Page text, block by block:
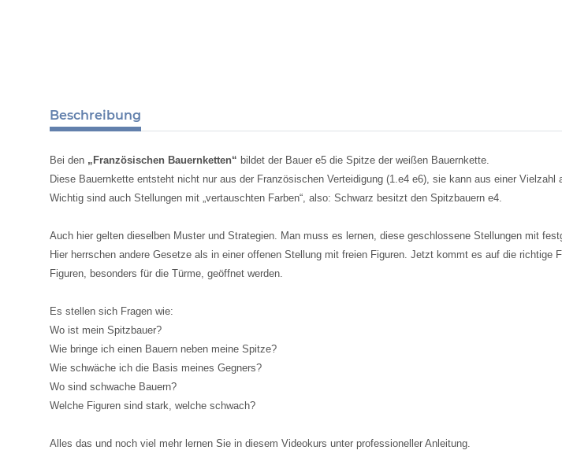
Beschreibung
Bei den „Französischen Bauernketten“ bildet der Bauer e5 die Spitze der weißen Bauernkette.
Diese Bauernkette entsteht nicht nur aus der Französischen Verteidigung (1.e4 e6), sie kann aus einer
Wichtig sind auch Stellungen mit „vertauschten Farben“, also: Schwarz besitzt den Spitzbauern e4.
Auch hier gelten dieselben Muster und Strategien. Man muss es lernen, diese geschlossene Stellungen mit
Hier herrschen andere Gesetze als in einer offenen Stellung mit freien Figuren. Jetzt kommt es auf die
Figuren, besonders für die Türme, geöffnet werden.
Es stellen sich Fragen wie:
Wo ist mein Spitzbauer?
Wie bringe ich einen Bauern neben meine Spitze?
Wie schwäche ich die Basis meines Gegners?
Wo sind schwache Bauern?
Welche Figuren sind stark, welche schwach?
Alles das und noch viel mehr lernen Sie in diesem Videokurs unter professioneller Anleitung.